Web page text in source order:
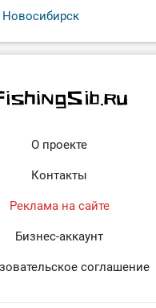
Новосибирск
О проекте
Контакты
Реклама на сайте
Бизнес-аккаунт
соглашение